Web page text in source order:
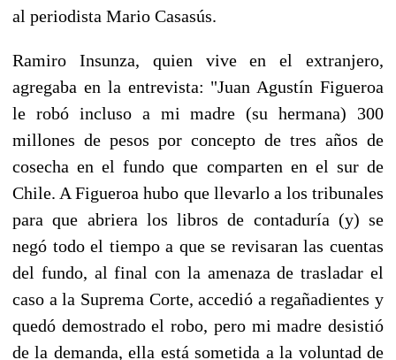
al periodista Mario Casasús.
Ramiro Insunza, quien vive en el extranjero,
agregaba en la entrevista: "Juan Agustín Figueroa
le robó incluso a mi madre (su hermana) 300
millones de pesos por concepto de tres años de
cosecha en el fundo que comparten en el sur de
Chile. A Figueroa hubo que llevarlo a los tribunales
para que abriera los libros de contaduría (y) se
negó todo el tiempo a que se revisaran las cuentas
del fundo, al final con la amenaza de trasladar el
caso a la Suprema Corte, accedió a regañadientes y
quedó demostrado el robo, pero mi madre desistió
de la demanda, ella está sometida a la voluntad de